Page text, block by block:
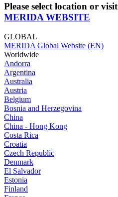
Please select location or visit
MERIDA WEBSITE
GLOBAL
MERIDA Global Website (EN)
Worldwide
Andorra
Argentina
Australia
Austria
Belgium
Bosnia and Herzegovina
China
China - Hong Kong
Costa Rica
Croatia
Czech Republic
Denmark
El Salvador
Estonia
Finland